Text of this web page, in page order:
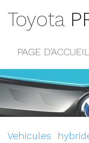
Toyota
PAGE D'ACCUEIL
POPULAIRE
CONTACTS
Vehicules